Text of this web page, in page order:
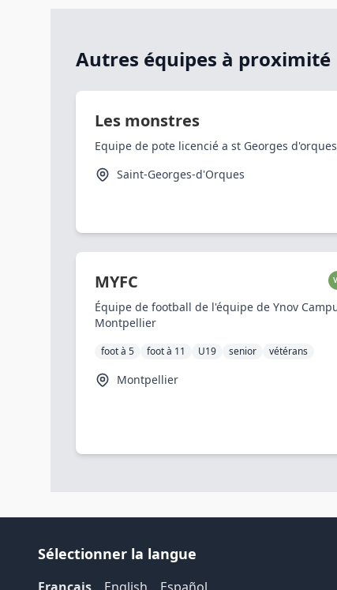
Autres équipes à proximité
Les monstres
Equipe de pote licencié a st Georges d'orques
Saint-Georges-d'Orques
MYFC
Équipe de football de l'équipe de Ynov
Montpellier
foot à 5 foot à 11 U19 senior vétérans
Montpellier
Sélectionner la langue